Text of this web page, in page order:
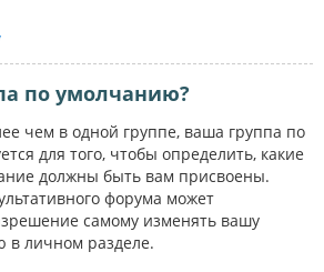
по умолчанию?
чем в одной группе, ваша группа по
для того, чтобы определить, какие
должны быть вам присвоены.
форума может
самому изменять вашу
в личном разделе.